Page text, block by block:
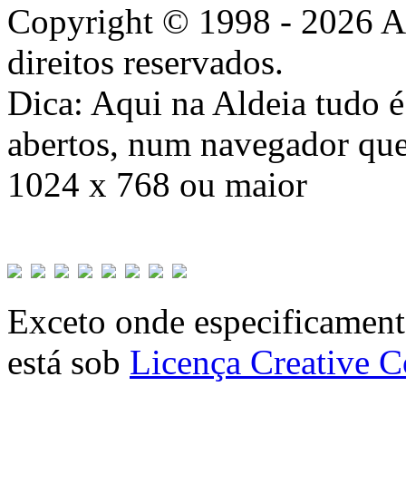
Copyright © 1998 - 2026
direitos reservados.
Dica: Aqui na Aldeia tudo
abertos, num navegador
1024 x 768 ou maior
Exceto onde
está sob Licença Creative